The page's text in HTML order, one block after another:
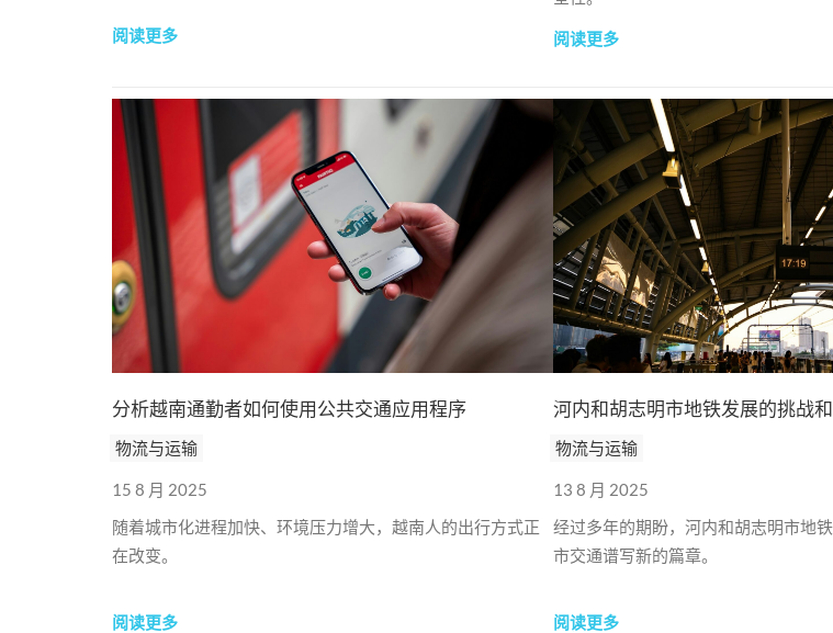
阅读更多 阅读更多
分析越南通勤者如何使用公共交通应用程序
物流与运输
15 8 月 2025
随着城市化进程加快、环境压力增大，越南人的出行方式正
在改变。
阅读更多
河内和胡志明市地铁发展的挑战
物流与运输
13 8 月 2025
经过多年的期盼，河内和胡志明市地
市交通谱写新的篇章。
阅读更多